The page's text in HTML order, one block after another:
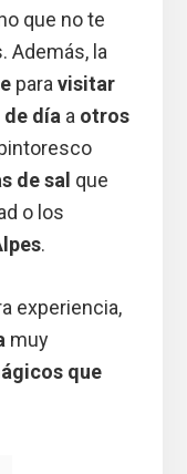
que no te
Además, la
paravisitar
díaa otros
de sal que
o los
.
experiencia,
muy
que